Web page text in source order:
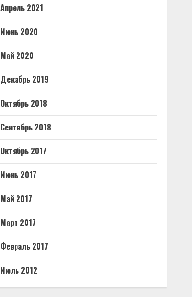
Апрель 2021
Июнь 2020
Май 2020
Декабрь 2019
Октябрь 2018
Сентябрь 2018
Октябрь 2017
Июнь 2017
Май 2017
Март 2017
Февраль 2017
Июль 2012